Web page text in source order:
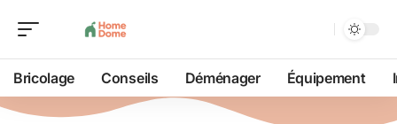
Bricolage Conseils Déménager Équipement